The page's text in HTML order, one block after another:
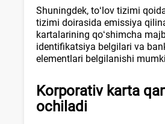
Shuningdek, toʻlov tizimi
tizimi doirasida emissiya
kartalarining qoʻshimcha
identifikatsiya belgilari va
elementlari belgilanishi
Korporativ karta
ochi ladi